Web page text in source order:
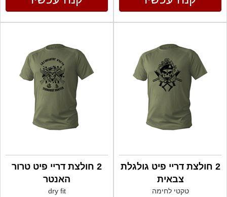
2 חולצת דריי פיט גולגלת
צבאית
טקטי לחימה
2 חולצת דריי פיט טרור
האנטר
dry fit